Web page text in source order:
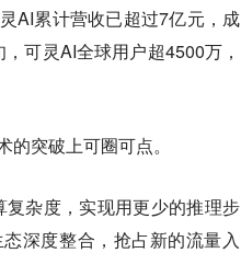
AI累计营收已超过7亿元，成
可灵AI全球用户超4500万，
突破上可圈可点。
杂度，实现用更少的推理步
深度整合，抢占新的流量入